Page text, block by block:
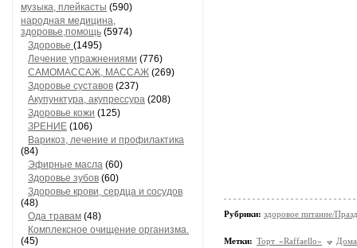
музыка, плейкасты (590)
народная медицина,
здоровье,помощь (5974)
Здоровье (1495)
Лечение упражнениями (776)
САМОМАССАЖ, МАССАЖ (269)
Здоровье суставов (237)
Акупунктура, акупрессура (208)
Здоровье кожи (125)
ЗРЕНИЕ (106)
Варикоз, лечение и профилактика
(84)
Эфирные масла (60)
Здоровье зубов (60)
Здоровье крови, сердца и сосудов
(48)
Ода травам (48)
Комплексное очищение организма.
(45)
Рубрики: здоровое питание/
Метки: Торт «Raffaello»